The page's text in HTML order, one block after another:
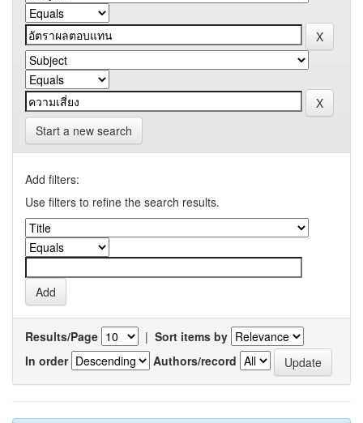
Start a new search
Add filters:
Use filters to refine the search results.
Results/Page | Sort items by
In order
Authors/record